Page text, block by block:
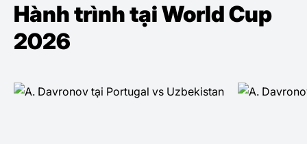
Hành trình tại World Cup
2026